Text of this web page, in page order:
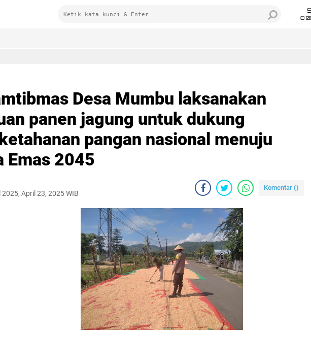
8
Desa Mumbu laksanakan
panen jagung untuk dukung
pangan nasional menuju
Emas 2045
2025, April 23, 2025 WIB
Komentar ()